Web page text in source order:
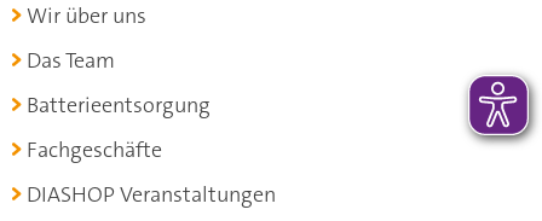
Wir über uns
Das Team
Batterieentsorgung
Fachgeschäfte
DIASHOP Veranstaltungen